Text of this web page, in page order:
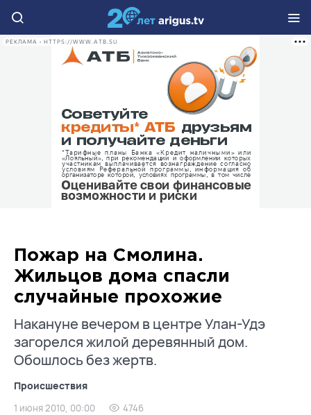
РЕКЛАМА • HTTPS://WWW.ATB.SU
Пожар на Смолина.
Жильцов дома спасли
случайные прохожие
Накануне вечером в центре Улан-Удэ
загорелся жилой деревянный дом.
Обошлось без жертв.
Происшествия
1 июня 2010, 00:00 4746